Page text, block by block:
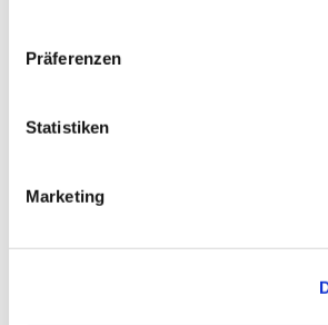
Präferenzen
Statistiken
Marketing